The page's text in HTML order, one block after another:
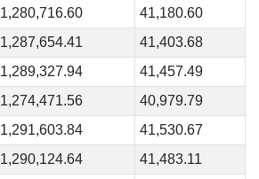
1,280,716.60
41,180.60
1,287,654.41
41,403.68
1,289,327.94
41,457.49
1,274,471.56
40,979.79
1,291,603.84
41,530.67
1,290,124.64
41,483.11